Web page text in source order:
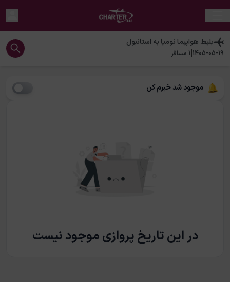
بلیط هواپیمانومیابه استانبول
1405-05-19
|
1 مسافر
موجود شد خبرم کن
در این تاریخ پروازی موجود نیست